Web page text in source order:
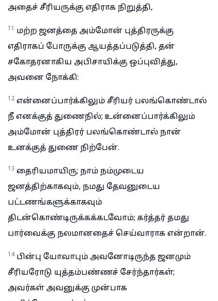
அதைச் சீரியருக்கு எதிராக நிறுத்தி,
11 மற்ற ஜனத்தை அம்மோன் புத்திரருக்கு
எதிராகப் போருக்கு ஆயத்தப்படுத்தி, தன்
சகோதரனாகிய அபிசாயிக்கு ஒப்புவித்து,
அவனை நோக்கி:
12 என்னைப்பார்க்கிலும் சீரியர் பலங்கொண்டால்
நீ எனக்குத் துணைநில்; உன்னைப்பார்க்கிலும்
அம்மோன் புத்திரர் பலங்கொண்டால் நான்
உனக்குத் துணை நிற்பேன்.
13 தைரியமாயிரு; நாம் நம்முடைய
ஜனத்திற்காகவும், நமது தேவனுடைய
பட்டணங்களுக்காகவும்
திடன்கொண்டிருக்கக்கடவோம்; கர்த்தர் தமது
பார்வைக்கு நலமானதைச் செய்வாராக என்றான்.
14 பின்பு யோவாபும் அவனோடிருந்த ஜனமும்
சீரியரோடு யுத்தம்பண்ணச் சேர்ந்தார்கள்;
அவர்கள் அவனுக்கு முன்பாக